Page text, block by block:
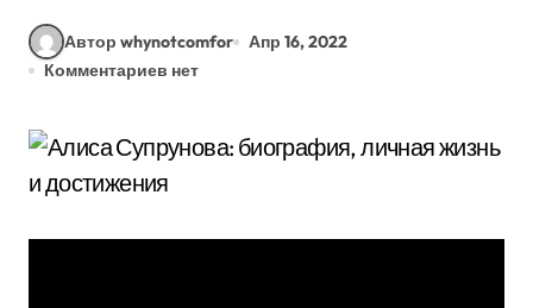
Автор whynotcomfor
Апр 16, 2022
Комментариев нет